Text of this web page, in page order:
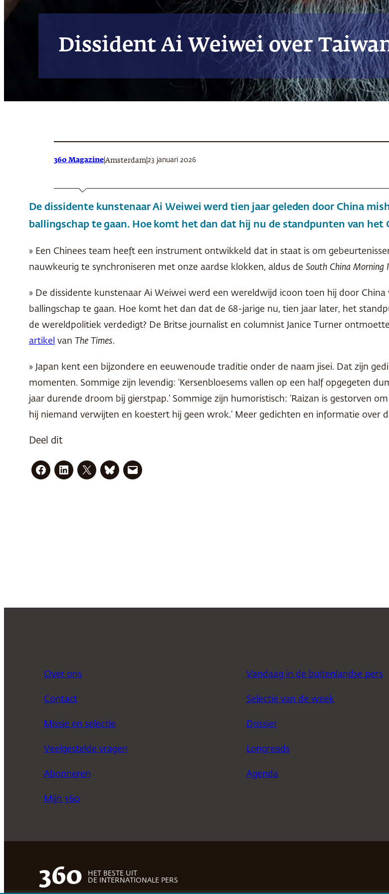
Dissident Ai Weiwei over
360 Magazine Amsterdam 23 januari 2026
De dissidente kunstenaar Ai Weiwei werd tien jaar geleden door China
ballingschap te gaan. Hoe komt het dan dat hij nu de standpunten van het
» Een Chinees team heeft een instrument ontwikkeld dat in staat is om
nauwkeurig te synchroniseren met onze aardse klokken, aldus de South China Morning
» De dissidente kunstenaar Ai Weiwei werd een wereldwijd icoon toen hij door
ballingschap te gaan. Hoe komt het dan dat de 68-jarige nu, tien jaar later, het
de wereldpolitiek verdedigt? De Britse journalist en columnist Janice Turner
artikel van The Times.
» Japan kent een bijzondere en eeuwenoude traditie onder de naam jisei. Dat zijn
momenten. Sommige zijn levendig: ‘Kersenbloesems vallen op een half opgegeten
jaar durende droom bij gierstpap.’ Sommige zijn humoristisch: ‘Raizan is gestorven
hij niemand verwijten en koestert hij geen wrok.’ Meer gedichten en informatie over
Deel dit
Over ons
Contact
Missie en selectie
Veelgestelde vragen
Abonneren
Mijn 360
Vandaag in de buitenlandse pers
Selectie van de week
Dossier
Longreads
Agenda
360
HET BESTE UIT
DE INTERNATIONALE PERS